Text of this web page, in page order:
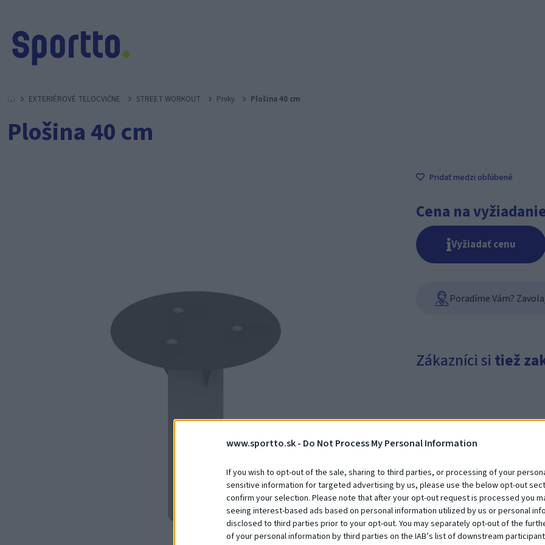
www.sportto.sk - Do Not Process My Personal Information
If you wish to opt-out of the sale, sharing to third parties, or processing of your
sensitive information for targeted advertising by us, please use the below opt-out
confirm your selection. Please note that after your opt-out request is processed you
seeing interest-based ads based on personal information utilized by us or personal
disclosed to third parties prior to your opt-out. You may separately opt-out of the
of your personal information by third parties on the IAB’s list of downstream
EXTERIÉROVÉ TELOCVIČNE STREET WORKOUT Prvky Plošina 40 cm
Plošina 40 cm
Pridať medzi obľúbené
Cena na
Vyžiadať cenu
Poradíme Vám?
Zákazníci si tiež
Vertikálna stena
Na dopyt